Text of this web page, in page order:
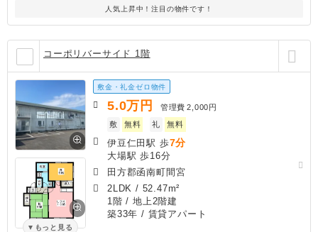
人気上昇中！注目の物件です！
コーポリバーサイド 1階
もっと見る
敷金・礼金ゼロ物件
5.0万円 管理費 2,000円
敷
無料 礼 無料
伊豆仁田駅 歩7分
大場駅 歩16分
田方郡函南町間宮
2LDK / 52.47m²
1階 / 地上2階建
築33年 / 賃貸アパート